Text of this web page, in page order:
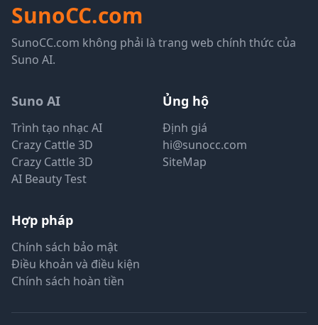
SunoCC.com
SunoCC.com không phải là trang web chính thức của
Suno AI.
Suno AI
Trình tạo nhạc AI
Crazy Cattle 3D
Crazy Cattle 3D
AI Beauty Test
Ủng hộ
Định giá
hi@sunocc.com
SiteMap
Hợp pháp
Chính sách bảo mật
Điều khoản và điều kiện
Chính sách hoàn tiền